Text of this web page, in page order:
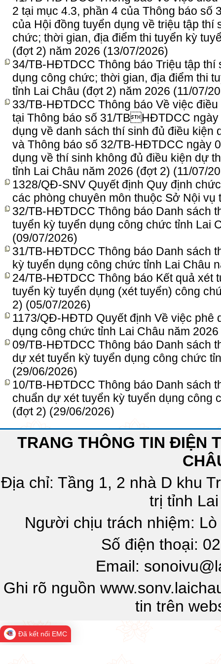
2 tại mục 4.3, phần 4 của Thông báo số
của Hội đồng tuyển dụng về triệu tập thí
chức; thời gian, địa điểm thi tuyển kỳ
(đợt 2) năm 2026 (13/07/2026)
34/TB-HĐTDCC Thông báo Triệu tập
dụng công chức; thời gian, địa điểm thi
tỉnh Lai Châu (đợt 2) năm 2026 (11/07/
33/TB-HĐTDCC Thông báo Về việc
tại Thông báo số 31/TBHĐTDCC
dụng về danh sách thí sinh đủ điều kiện
và Thông báo số 32/TB-HĐTDCC ngày
dụng về thí sinh không đủ điều kiện dự
tỉnh Lai Châu năm 2026 (đợt 2) (11/07/
1328/QĐ-SNV Quyết định Quy định
các phòng chuyên môn thuộc Sở Nội
32/TB-HĐTDCC Thông báo Danh sách
tuyển kỳ tuyển dụng công chức tỉnh Lai
(09/07/2026)
31/TB-HĐTDCC Thông báo Danh sách
kỳ tuyển dụng công chức tỉnh Lai Châu
24/TB-HĐTDCC Thông báo Kết quả xét
tuyển kỳ tuyển dụng (xét tuyển) công
2) (05/07/2026)
1173/QĐ-HĐTD Quyết định Về việc phê
dụng công chức tỉnh Lai Châu năm
09/TB-HĐTDCC Thông báo Danh sách
dự xét tuyển kỳ tuyển dụng công chức
(29/06/2026)
10/TB-HĐTDCC Thông báo Danh sách
chuẩn dự xét tuyển kỳ tuyển dụng công
(đợt 2) (29/06/2026)
TRANG THÔNG TIN ĐIỆN
Địa chỉ: Tầng 1, 2 nhà D khu
trị tỉnh
Người chịu trách nhiệm:
Số điện thoại:
Email:
Ghi rõ nguồn
tin trên
Đã kết nối EMC